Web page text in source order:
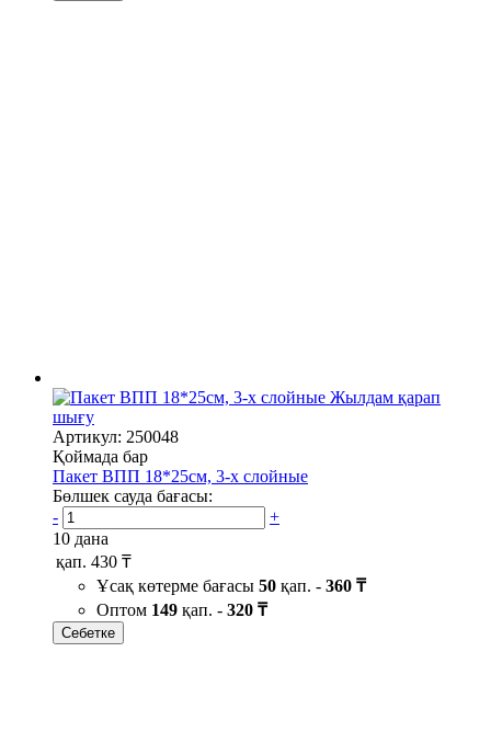
Жылдам қарап
шығу
Артикул: 250048
Қоймада бар
Пакет ВПП 18*25см, 3-х слойные
Бөлшек сауда бағасы:
-
+
10 дана
қап. 430 ₸
Ұсақ көтерме бағасы 50 қап. - 360 ₸
Оптом 149 қап. - 320 ₸
Себетке